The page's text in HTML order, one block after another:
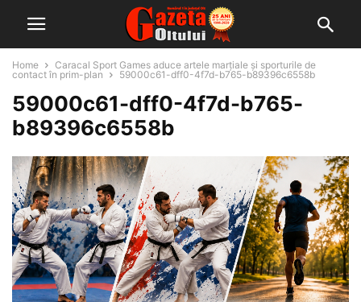
Home
Caracal Sport Games aduce artele marțiale și sporturile de
contact în prim-plan
59000c61-dff0-4f7d-b765-b89396c6558b
59000c61-dff0-4f7d-b765-
b89396c6558b